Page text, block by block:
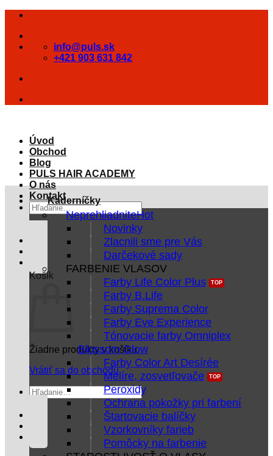
Skip
content
info@puls.sk
+421 903 631 842
Úvod
Obchod
Blog
PULS HAIR ACADEMY
O nás
Kontakt
Hľadať:
Košík
Žiadne produkty v košíku.
Vrátiť sa do obchodu
Hľadať:
Kaderníčky
Neprehliadnite
Novinky
Zlacnili sme pre Vás
Darčekové sady
FARBENIE VLASOV
Farby Life Color Plus
Farby B.Life
Farby Suprema Color
Farby Eve Experience
Tónovacie farby Omniplex
Blossom Glow
Farby Color Art Desírée
Melíre, zosvetľovače
Peroxidy
Ochrana pokožky pri farbení
Štartovacie balíčky
Vzorkovníky farieb
Pomôcky na farbenie